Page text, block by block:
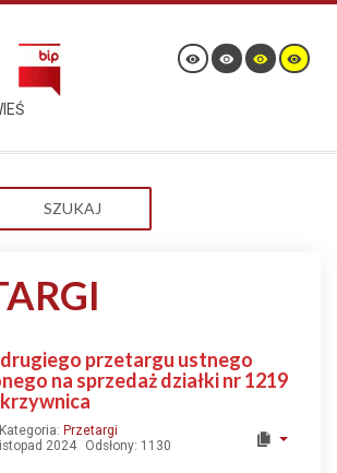
SZUKAJ
przetargu ustnego
na sprzedaż działki nr 1219
Kategoria: Przetargi
2024
Odsłony: 1130